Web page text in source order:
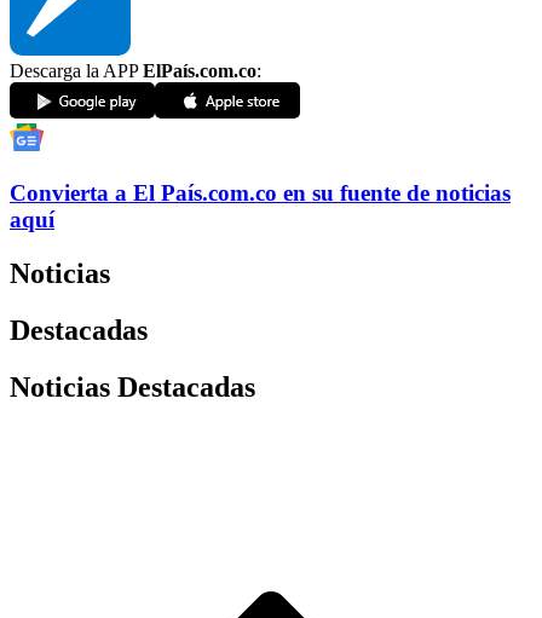
Descarga la APPElPaís.com.co:
Convierta a El País.com.co en su fuente de noticias
aquí
Noticias
Destacadas
Noticias Destacadas